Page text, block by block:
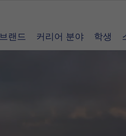
랜드 커리어 분야 학생